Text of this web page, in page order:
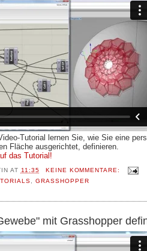
Tutorial lernen Sie, wie Sie eine
Fläche ausgerichtet, definieren.
das Tutorial!
AT 11:35
KEINE KOMMENTARE:
GRASSHOPPER
mit Grasshopper